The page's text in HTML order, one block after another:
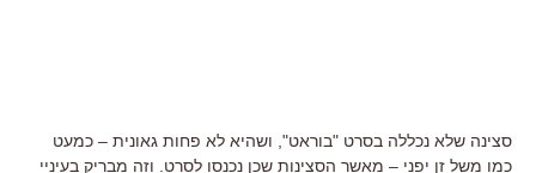
סצינה שלא נכללה בסרט "בוראט", ושהיא לא פחות גאונית – כמעט
כמו משל זן יפני – מאשר הסצינות שכן נכנסו לסרט. וזה מבריק בעיניי